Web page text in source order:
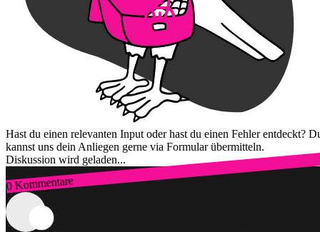
Hast du einen relevanten Input oder hast du einen Fehler entdeckt?
kannst uns dein Anliegen gerne via Formular übermitteln.
Diskussion wird geladen...
0 Kommentare
Zum Login